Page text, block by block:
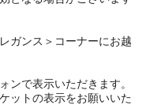
ガンス＞コーナーにお越
ンで表示いただきます。
ットの表示をお願いいた